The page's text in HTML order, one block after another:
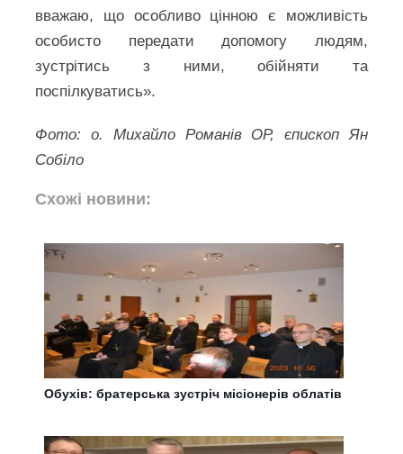
вважаю, що особливо цінною є можливість
особисто передати допомогу людям,
зустрітись з ними, обійняти та
поспілкуватись».
Фото: о. Михайло Романів ОР, єпископ Ян
Собіло
Схожі новини:
Обухів: братерська зустріч місіонерів облатів